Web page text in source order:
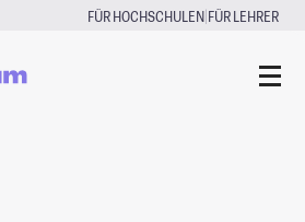
FÜR HOCHSCHULEN|FÜR LEHRER